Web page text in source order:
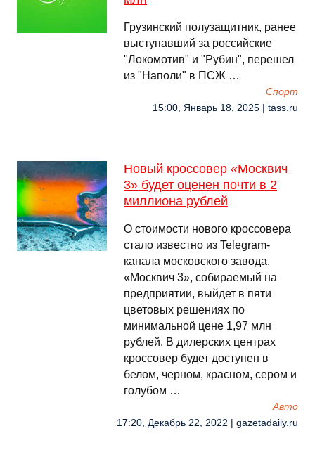
Грузинский полузащитник, ранее
выступавший за российские
"Локомотив" и "Рубин", перешел
из "Наполи" в ПСЖ …
Спорт
15:00, Январь 18, 2025 | tass.ru
Новый кроссовер «Москвич
3» будет оценен почти в 2
миллиона рублей
О стоимости нового кроссовера
стало известно из Telegram-
канала московского завода.
«Москвич 3», собираемый на
предприятии, выйдет в пяти
цветовых решениях по
минимальной цене 1,97 млн
рублей. В дилерских центрах
кроссовер будет доступен в
белом, черном, красном, сером и
голубом …
Авто
17:20, Декабрь 22, 2022 | gazetadaily.ru